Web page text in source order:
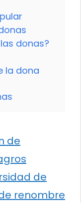
donas?
la dona
de
de
renombre